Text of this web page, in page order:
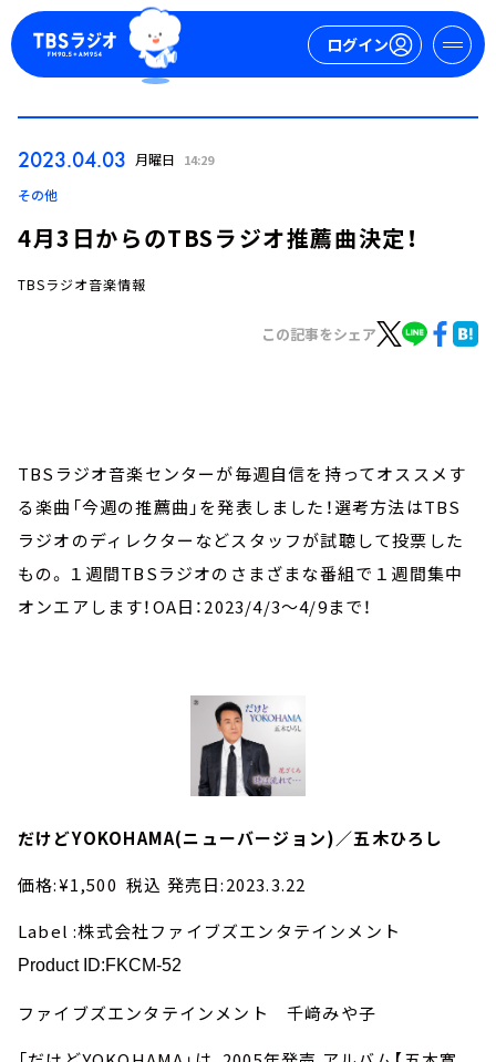
ログイン
TBS Podcast
お知らせ
イベント・グッズ
YouTube
会社情報
2023.04.03 月曜日 14:29
その他
4月3日からのTBSラジオ推薦曲決定！
TBSラジオ音楽情報
この記事をシェア
TBSラジオ音楽センターが毎週自信を持ってオススメす
る楽曲「今週の推薦曲」を発表しました！選考方法はTBS
ラジオのディレクターなどスタッフが試聴して投票した
もの。１週間TBSラジオのさまざまな番組で１週間集中
オンエアします！OA日：2023/4/3～4/9まで！
だけどYOKOHAMA(ニューバージョン)／五木ひろし
価格:¥1,500 税込 発売日:2023.3.22
Label :株式会社ファイブズエンタテインメント
Product ID:FKCM-52
ファイブズエンタテインメント 千﨑みや子